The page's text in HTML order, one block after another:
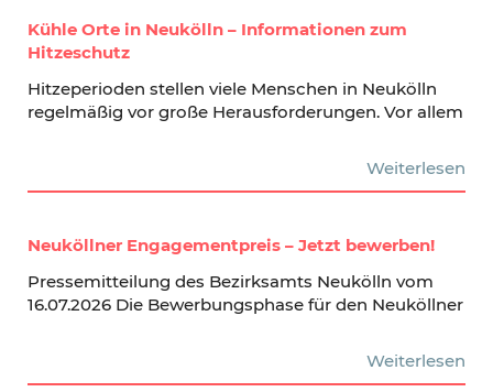
Kühle Orte in Neukölln – Informationen zum
Hitzeschutz
Hitzeperioden stellen viele Menschen in Neukölln
regelmäßig vor große Herausforderungen. Vor allem
Weiterlesen
Neuköllner Engagementpreis – Jetzt bewerben!
Pressemitteilung des Bezirksamts Neukölln vom
16.07.2026 Die Bewerbungsphase für den Neuköllner
Weiterlesen